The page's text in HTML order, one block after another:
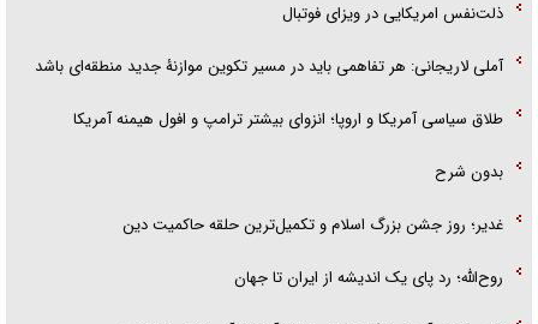
ذلت‌نفس امریکایی در ویزای فوتبال
آملی لاریجانی: هر تفاهمی باید در مسیر تکوین موازنۀ جدید منطقه‌ای باشد
طلاق سیاسی آمریکا و اروپا؛ انزوای بیشتر ترامپ و افول هیمنه آمریکا
بدون شرح
غدیر؛ روز جشن بزرگ اسلام و تکمیل‌ترین حلقه حاکمیت دین
روح‌الله؛ رد پای یک اندیشه از ایران تا جهان